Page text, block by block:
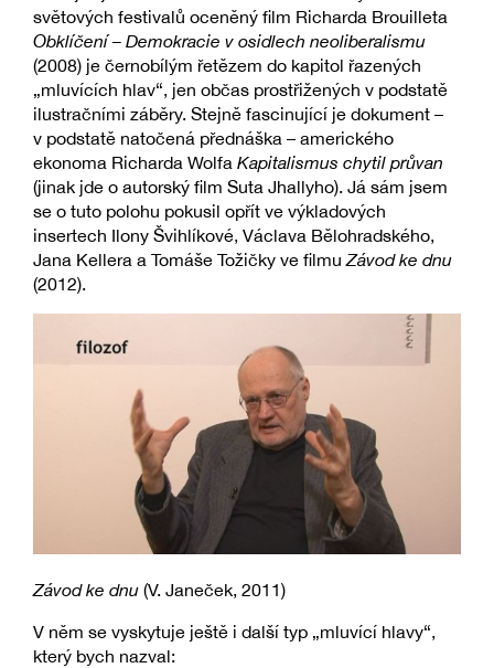
světových festivalů oceněný film Richarda Brouilleta
Obklíčení – Demokracie v osidlech neoliberalismu
(2008) je černobílým řetězem do kapitol řazených
„mluvících hlav“, jen občas prostřižených v podstatě
ilustračními záběry. Stejně fascinující je dokument –
v podstatě natočená přednáška – amerického
ekonoma Richarda Wolfa Kapitalismus chytil průvan
(jinak jde o autorský film Suta Jhallyho). Já sám jsem
se o tuto polohu pokusil opřít ve výkladových
insertech Ilony Švihlíkové, Václava Bělohradského,
Jana Kellera a Tomáše Tožičky ve filmuZávod ke dnu
(2012).
Závod ke dnu (V. Janeček, 2011)
V něm se vyskytuje ještě i další typ „mluvící hlavy“,
který bych nazval: